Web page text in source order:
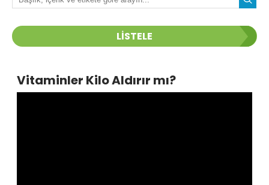
LİSTELE
Vitaminler Kilo Aldırır mı?